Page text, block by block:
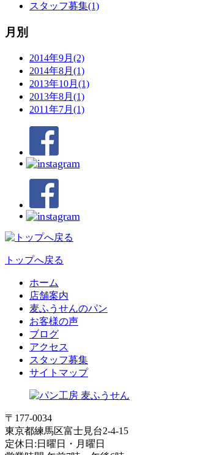
スタッフ募集(1)
月別
2014年9月(2)
2014年8月(1)
2013年10月(1)
2013年8月(1)
2011年7月(1)
トップへ戻る
ホーム
店舗案内
麦ふうせんのパン
お客様の声
ブログ
アクセス
スタッフ募集
サイトマップ
〒177-0034
東京都練馬区富士見台2-4-15
定休日:日曜日・月曜日